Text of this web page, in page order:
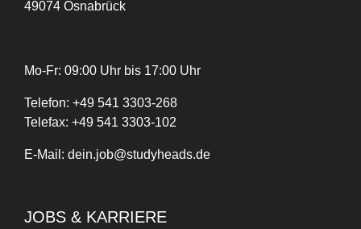
49074 Osnabrück
Mo-Fr: 09:00 Uhr bis 17:00 Uhr
Telefon: +49 541 3303-268
Telefax: +49 541 3303-102
E-Mail: dein.job@studyheads.de
JOBS & KARRIERE